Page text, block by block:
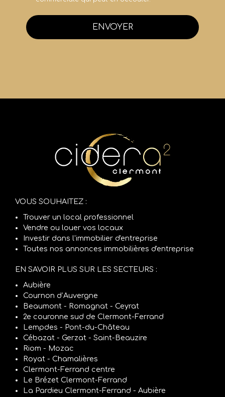
ENVOYER
VOUS SOUHAITEZ :
Trouver un local professionnel
Vendre ou louer vos locaux
Investir dans l'immobilier d'entreprise
Toutes nos annonces immobilières d'entreprise
EN SAVOIR PLUS SUR LES SECTEURS :
Aubière
Cournon d’Auvergne
Beaumont - Romagnat - Ceyrat
2e couronne sud de Clermont-Ferrand
Lempdes - Pont-du-Château
Cébazat - Gerzat - Saint-Beauzire
Riom - Mozac
Royat - Chamalières
Clermont-Ferrand centre
Le Brézet Clermont-Ferrand
La Pardieu Clermont-Ferrand - Aubière